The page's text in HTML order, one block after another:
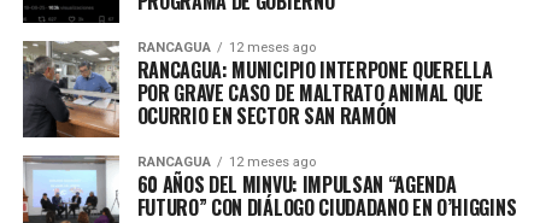
RANCAGUA 12 meses ago
RANCAGUA: MUNICIPIO INTERPONE QUERELLA
POR GRAVE CASO DE MALTRATO ANIMAL QUE
OCURRIO EN SECTOR SAN RAMÓN
RANCAGUA 12 meses ago
60 AÑOS DEL MINVU: IMPULSAN “AGENDA
FUTURO” CON DIÁLOGO CIUDADANO EN O’HIGGINS